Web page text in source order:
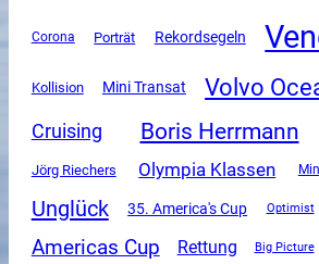
Corona Porträt Rekordsegeln
Kollision Mini Transat Volvo
Cruising Boris Herrmann
Jörg Riechers Olympia Klassen
Unglück 35. America's Cup Optimist
Americas Cup Rettung Big Picture